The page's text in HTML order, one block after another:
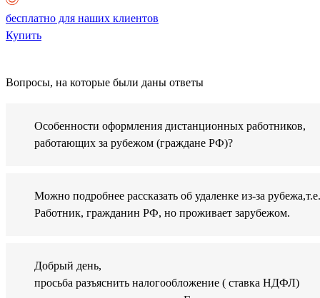
бесплатно для наших клиентов
Купить
Вопросы, на которые были даны ответы
Особенности оформления дистанционных работников,
работающих за рубежом (граждане РФ)?
Можно подробнее рассказать об удаленке из-за рубежа,т.е.
Работник, гражданин РФ, но проживает зарубежом.
Добрый день,
просьба разъяснить налогообложение ( ставка НДФЛ)